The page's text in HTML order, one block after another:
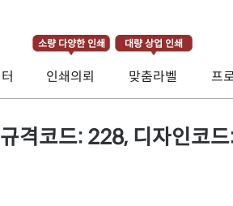
소량 다양한 인쇄
인쇄의뢰
대량 상업 인쇄
맞춤라벨 프
격코드: 228, 디자인코